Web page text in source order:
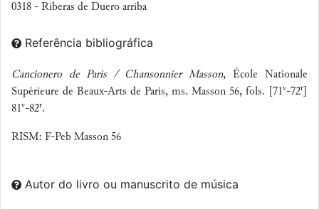
0318 - Riberas de Duero arriba
Referência bibliográfica
Cancionero de Paris / Chansonnier Masson, École Nationale
Supérieure de Beaux-Arts de Paris, ms. Masson 56, fols. [71v-72r
81v-82r.
RISM: F-Peb Masson 56
Autor do livro ou manuscrito de música